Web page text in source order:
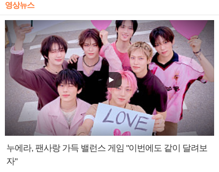
영상뉴스
누에라, 팬사랑 가득 밸런스 게임 "이번에도 같이 달려보
자"